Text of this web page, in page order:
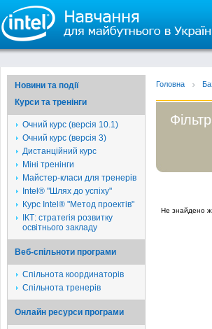
Новини та події
Курси та тренінги
Очний курс (версія 10.1)
Очний курс (версія 3)
Дистанційний курс
Міні тренінги
Майстер-класи для тренерів
Intel® "Шлях до успіху"
Курс Intel® "Метод проектів"
ІКТ: стратегія розвитку
освітнього закладу
Веб-спільноти програми
Спільнота координаторів
Спільнота тренерів
Онлайн ресурси програми
Головна
Не знайдено